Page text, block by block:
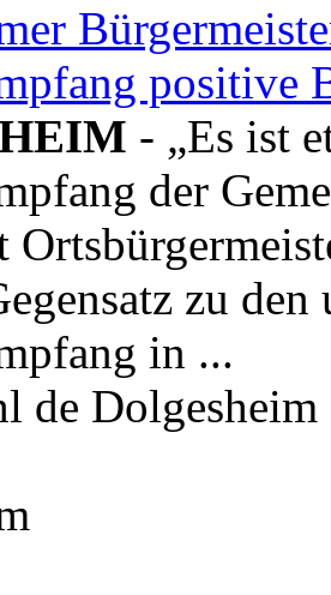
positive
- „Es ist
der
zu
in ...
de Dolgesheim